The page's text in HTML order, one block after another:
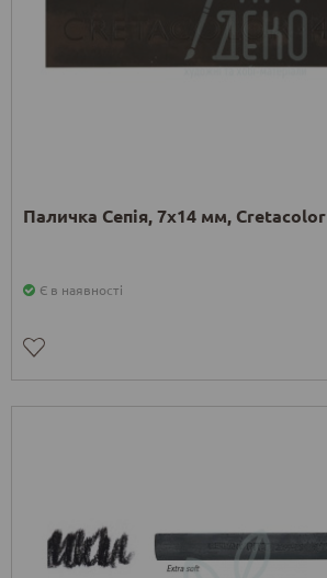
Паличка Сепія, 7x14 мм, Cretacolor
Є в наявності